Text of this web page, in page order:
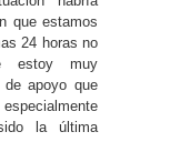
que estamos
24 horas no
estoy muy
de apoyo que
la última